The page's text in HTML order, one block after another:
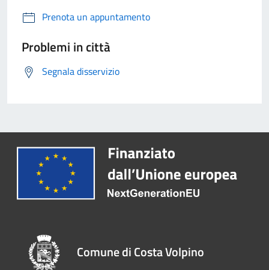
Prenota un appuntamento
Problemi in città
Segnala disservizio
Comune di Costa Volpino